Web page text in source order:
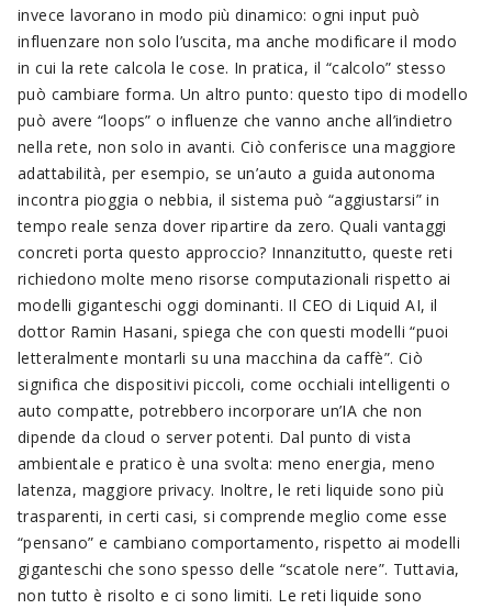
invece lavorano in modo più dinamico: ogni input può
influenzare non solo l’uscita, ma anche modificare il modo
in cui la rete calcola le cose. In pratica, il “calcolo” stesso
può cambiare forma. Un altro punto: questo tipo di modello
può avere “loops” o influenze che vanno anche all’indietro
nella rete, non solo in avanti. Ciò conferisce una maggiore
adattabilità, per esempio, se un’auto a guida autonoma
incontra pioggia o nebbia, il sistema può “aggiustarsi” in
tempo reale senza dover ripartire da zero. Quali vantaggi
concreti porta questo approccio? Innanzitutto, queste reti
richiedono molte meno risorse computazionali rispetto ai
modelli giganteschi oggi dominanti. Il CEO di Liquid AI, il
dottor Ramin Hasani, spiega che con questi modelli “puoi
letteralmente montarli su una macchina da caffè”. Ciò
significa che dispositivi piccoli, come occhiali intelligenti o
auto compatte, potrebbero incorporare un’IA che non
dipende da cloud o server potenti. Dal punto di vista
ambientale e pratico è una svolta: meno energia, meno
latenza, maggiore privacy. Inoltre, le reti liquide sono più
trasparenti, in certi casi, si comprende meglio come esse
“pensano” e cambiano comportamento, rispetto ai modelli
giganteschi che sono spesso delle “scatole nere”. Tuttavia,
non tutto è risolto e ci sono limiti. Le reti liquide sono